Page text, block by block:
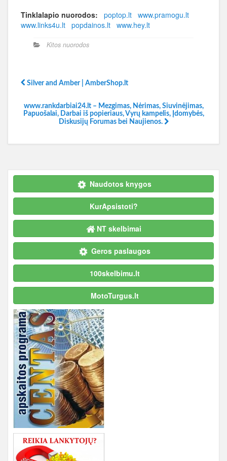
Tinklalapio nuorodos:
poptop.lt www.pramogu.lt
www.links4u.lt popdainos.lt www.hey.lt
Kitos nuorodos
Silver and Amber | AmberShop.lt
www.rankdarbiai24.lt – Mezgimas, Nėrimas, Siuvinėjimas,
Papuošalai, Darbai iš popieriaus, Vyrų kampelis, Įdomybės,
Diskusijų Forumas bei Naujienos.
Naudotos knygos
KurApsistoti?
NT skelbimai
Geros paslaugos
100skelbimu.lt
MotoTurgus.lt